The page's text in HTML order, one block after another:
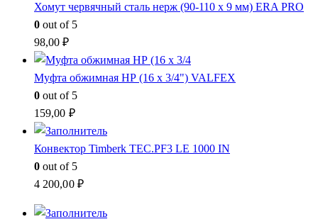
Хомут червячный сталь нерж (90-110 x 9 мм) ERA PRO
0 out of 5
98,00₽
Муфта обжимная НР (16 x 3/4") VALFEX
0 out of 5
159,00 ₽
Конвектор Timberk TEC.PF3 LE 1000 IN
0 out of 5
4 200,00 ₽